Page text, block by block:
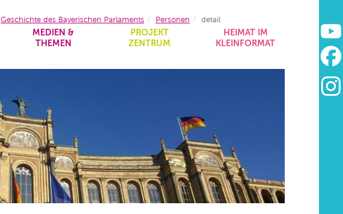
MEDIEN &
THEMEN
PROJEKT
ZENTRUM
HEIMAT IM
KLEINFORMAT
Geschichte des Bayerischen Parlaments Personen detail